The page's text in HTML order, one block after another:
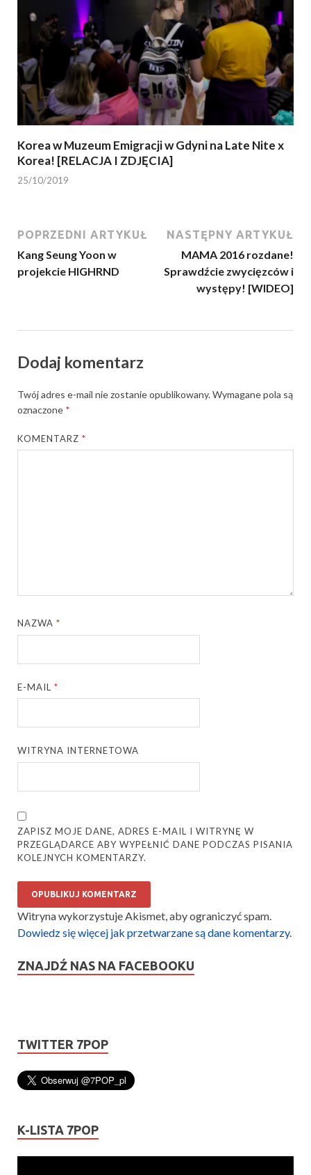
Korea w Muzeum Emigracji w Gdyni na Late Nite x
Korea! [RELACJA I ZDJĘCIA]
25/10/2019
POPRZEDNI ARTYKUŁ
Kang Seung Yoon w
projekcie HIGHRND
NASTĘPNY ARTYKUŁ
MAMA 2016 rozdane!
Sprawdźcie zwycięzców i
występy! [WIDEO]
Dodaj komentarz
Twój adres e-mail nie zostanie opublikowany.Wymagane pola są
oznaczone *
KOMENTARZ*
NAZWA*
E-MAIL*
WITRYNA INTERNETOWA
ZAPISZ MOJE DANE, ADRES E-MAIL I WITRYNĘ W
PRZEGLĄDARCE ABY WYPEŁNIĆ DANE PODCZAS PISANIA
KOLEJNYCH KOMENTARZY.
Witryna wykorzystuje Akismet, aby ograniczyć spam.
Dowiedz się więcej jak przetwarzane są dane komentarzy.
ZNAJDŹ NAS NA FACEBOOKU
TWITTER 7POP
K-LISTA 7POP